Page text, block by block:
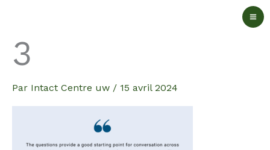
contenu
3
Par Intact Centre uw / 15 avril 2024